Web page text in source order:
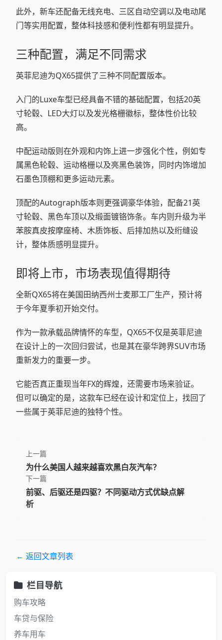
此外，新车还配备无线充电、三区自动空调以及电动尾
门等实用配置，整体科技感和便利性都有明显提升。
三种配置，满足不同需求
英菲尼迪为QX65提供了三种不同配置版本。
入门的Luxe车型已经具备不错的基础配置，包括20英
寸轮毂、LED大灯以及发光格栅徽标，整体性价比较
高。
中配运动版则在外观和内饰上进一步强化个性，例如专
属黑色轮毂、运动格栅以及亮黑色装饰，同时内饰增加
石墨色顶棚和更多运动元素。
顶配的Autograph版本则更强调豪华体验，配备21英
寸轮毂、黑色车顶以及缎面镀铬饰条。车内则升级为半
苯胺真皮按摩座椅、木质饰板、后排加热以及绗缝设
计，整体质感明显提升。
即将上市，市场表现值得期待
全新QX65将在美国田纳西州士麦那工厂生产，预计将
于今年夏季初开始交付。
作为一款承载品牌情怀的车型，QX65不仅是英菲尼迪
在设计上的一次回归尝试，也是其在豪华跨界SUV市场
重新发力的重要一步。
它能否真正重现当年FX的辉煌，还需要市场来验证。
但可以确定的是，这款车已经在设计和定位上，找回了
一些属于英菲尼迪的独特个性。
上一篇
为什么美国人越来越喜欢黑白灰汽车？
下一篇
前驱、后驱还是四驱？不同驱动方式优缺点解
析
← 返回文章列表
栏目导航
购车攻略
车贷与保险
养车用车